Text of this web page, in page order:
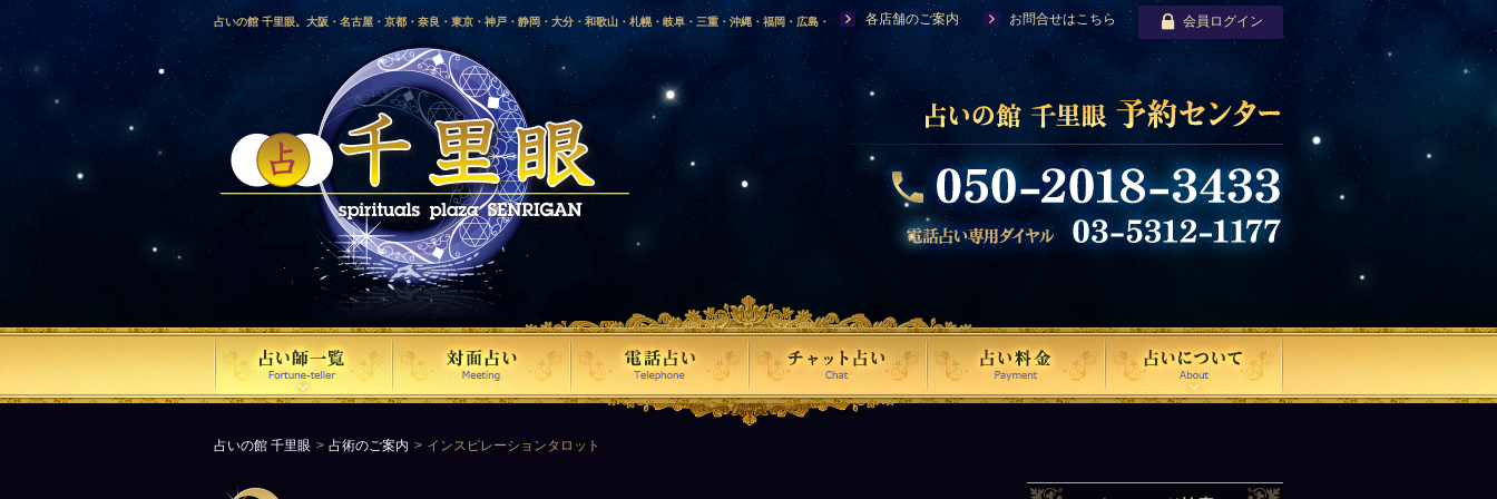
占いの館 千里眼。大阪・名古屋・京都・奈良・東京・神戸・静岡・大分・和歌山・札幌・岐阜・三重・沖縄・福岡・広島・
愛媛・鹿児島・徳島・香川・山形・岡山・横浜・千葉・福島・岩手・高知・熊本・群馬・滋賀・福井・仙台・山口・宮崎・山
梨・長野・埼玉・茨城・栃木・金沢・佐賀・長崎・鳥取・富山・新潟・秋田・青森・島根に店舗を構える、口コミで評判の人
気占い師による占い。
各店舗のご案内 お問合せはこちら 会員ログイン
占いの館 千里眼 占術のご案内 インスピレーションタロット